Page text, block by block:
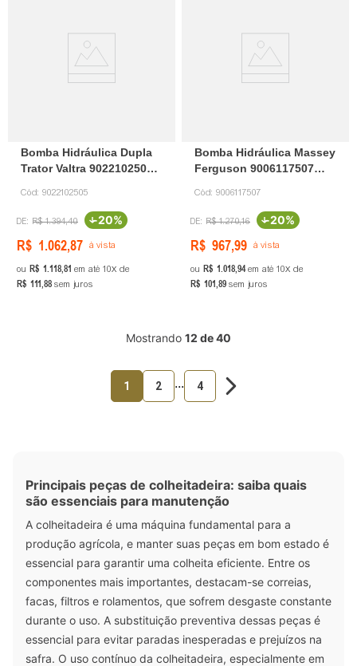
Bomba Hidráulica Dupla
Trator Valtra 9022102505
Cód: 9022102505
R$ 1.394,40 -20%
R$ 1.062,87 à vista
ou R$ 1 11881 em até 10 de
R$ 111 88 sem juros
Bomba Hidráulica Massey
Ferguson 9006117507
Cód: 9006117507
R$ 1.270,16 -20%
R$ 967,99 à vista
ou R$ 1 01894em até 10 de
R$ 101 89 sem juros
Mostrando 12 de 40
1 2 ... 4
Principais peças de colheitadeira: saiba quais
são essenciais para manutenção
A colheitadeira é uma máquina fundamental para a
produção agrícola, e manter suas peças em bom estado é
essencial para garantir uma colheita eficiente. Entre os
componentes mais importantes, destacam-se correias,
facas, filtros e rolamentos, que sofrem desgaste constante
durante o uso. A substituição preventiva dessas peças é
essencial para evitar paradas inesperadas e prejuízos na
safra. O uso contínuo da colheitadeira, especialmente em